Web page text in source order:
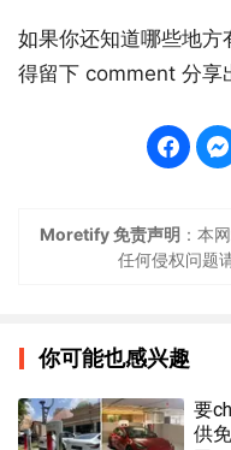
如果你还知道哪些地
得留下 comment 分享
Moretify 免责声明 ：本
任何侵权问题
你可能也感兴趣
要
供